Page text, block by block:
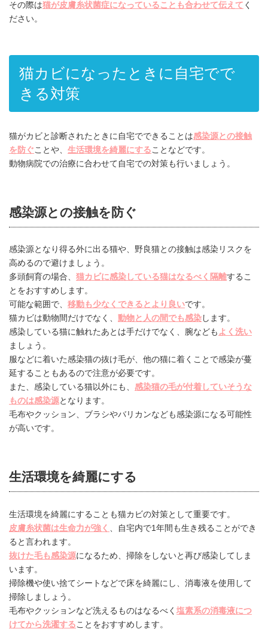
その際は猫が皮膚糸状菌症になっていることも合わせて伝えて く
ださい。
猫カビになったときに自宅でで
きる対策
猫がカビと診断されたときに自宅でできることは感染源との接触
を防ぐことや、 生活環境を綺麗にすることなどです。
動物病院での治療に合わせて自宅での対策も行いましょう。
感染源との接触を防ぐ
感染源となり得る外に出る猫や、野良猫との接触は感染リスクを
高めるので避けましょう。
多頭飼育の場合、 猫カビに感染している猫はなるべく隔離するこ
とをおすすめします。
可能な範囲で、 移動も少なくできるとより良いです。
猫カビは動物間だけでなく、 動物と人の間でも感染します。
感染している猫に触れたあとは手だけでなく、腕なども よく洗い
ましょう。
服などに着いた感染猫の抜け毛が、他の猫に着くことで感染が蔓
延することもあるので注意が必要です。
また、感染している猫以外にも、 感染猫の毛が付着していそうな
ものは感染源となります。
毛布やクッション、ブラシやバリカンなども感染源になる可能性
が高いです。
生活環境を綺麗にする
生活環境を綺麗にすることも猫カビの対策として重要です。
皮膚糸状菌は生命力が強く
、自宅内で1年間も生き残ることができ
ると言われます。
抜けた毛も感染源になるため、掃除をしないと再び感染してしま
います。
掃除機や使い捨てシートなどで床を綺麗にし、消毒液を使用して
掃除しましょう。
毛布やクッションなど洗えるものはなるべく 塩素系の消毒液につ
けてから洗濯することをおすすめします。